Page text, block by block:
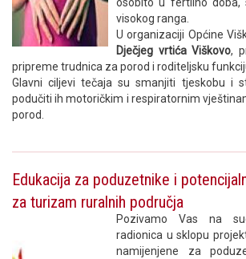
visokog ranga.
U organizaciji Općine
Dječjeg vrtića Viškovo,
pripreme trudnica za porod i roditeljsku
Glavni ciljevi tečaja su smanjiti tjeskobu i
podučiti ih motoričkim i respiratornim
porod.
Edukacija za poduzetnike i
za turizam ruralnih područja
Pozivamo Vas na
radionica u sklopu
namijenjene za